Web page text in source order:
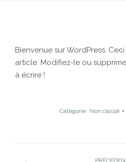
Bienvenue sur WordPress.
article. Modifiez-le ou
à écrire !
Catégorie : Non classé